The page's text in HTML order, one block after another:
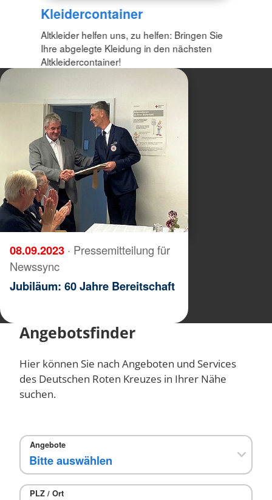
Kleidercontainer
Altkleider helfen uns, zu helfen: Bringen Sie
Ihre abgelegte Kleidung in den nächsten
Altkleidercontainer!
08.09.2023 · Pressemitteilung für
Newssync
Jubiläum: 60 Jahre Bereitschaft
Angebotsfinder
Hier können Sie nach Angeboten und Services
des Deutschen Roten Kreuzes in Ihrer Nähe
suchen.
Angebote
PLZ / Ort